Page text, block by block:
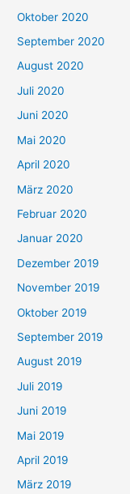
Oktober 2020
September 2020
August 2020
Juli 2020
Juni 2020
Mai 2020
April 2020
März 2020
Februar 2020
Januar 2020
Dezember 2019
November 2019
Oktober 2019
September 2019
August 2019
Juli 2019
Juni 2019
Mai 2019
April 2019
März 2019